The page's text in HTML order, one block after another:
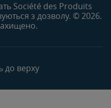
Société des Produits
з дозволу. © 2026.
до верху